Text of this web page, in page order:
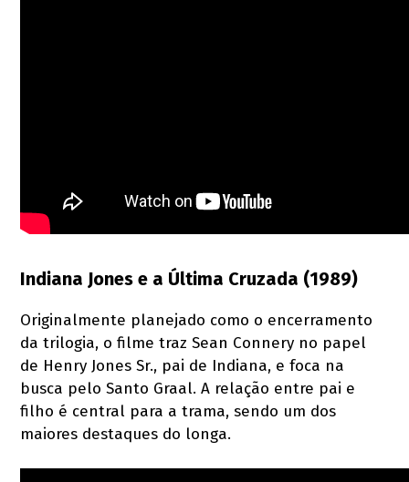
Indiana Jones e a Última Cruzada (1989)
Originalmente planejado como o encerramento
da trilogia, o filme traz Sean Connery no papel
de Henry Jones Sr., pai de Indiana, e foca na
busca pelo Santo Graal. A relação entre pai e
filho é central para a trama, sendo um dos
maiores destaques do longa.